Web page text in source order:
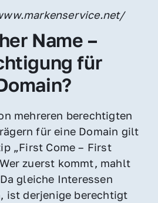
Name –
für
mehreren berechtigten
für eine Domain gilt
„First Come – First
zuerst kommt, mahlt
gleiche Interessen
ist derjenige berechtigt